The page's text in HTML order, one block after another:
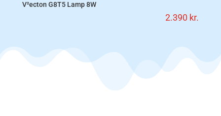
V²ecton G8T5 Lamp 8W
2.390 kr.